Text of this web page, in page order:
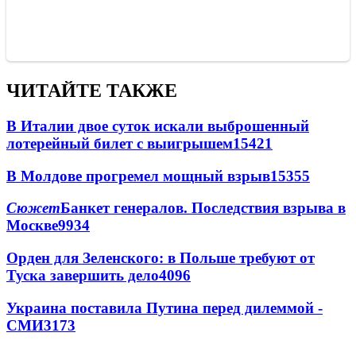
ЧИТАЙТЕ ТАКЖЕ
В Италии двое суток искали выброшенный
лотерейный билет с выигрышем15421
В Молдове прогремел мощный взрыв15355
СюжетБанкет генералов. Последствия взрыва в
Москве9934
Орден для Зеленского: в Польше требуют от
Туска завершить дело4096
Украина поставила Путина перед дилеммой -
СМИ3173